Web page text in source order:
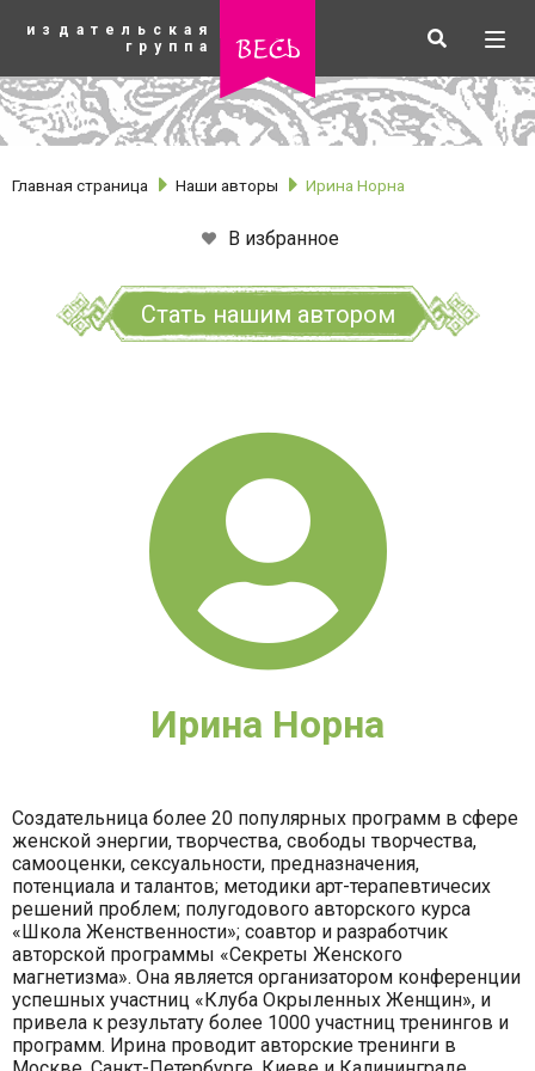
основному
издательская
группа
весь Искать
Главная страница Наши авторы Ирина Норна
В избранное
Стать нашим автором
Ирина Норна
Создательница более 20 популярных программ в сфере
женской энергии, творчества, свободы творчества,
самооценки, сексуальности, предназначения,
потенциала и талантов; методики арт-терапевтичесих
решений проблем; полугодового авторского курса
«Школа Женственности»; соавтор и разработчик
авторской программы «Секреты Женского
магнетизма». Она является организатором конференции
успешных участниц «Клуба Окрыленных Женщин», и
привела к результату более 1000 участниц тренингов и
программ. Ирина проводит авторские тренинги в